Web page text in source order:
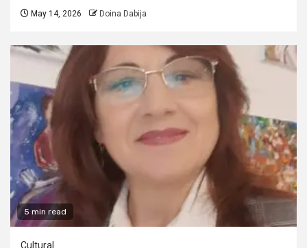
May 14, 2026 Doina Dabija
5 min read
Cultural